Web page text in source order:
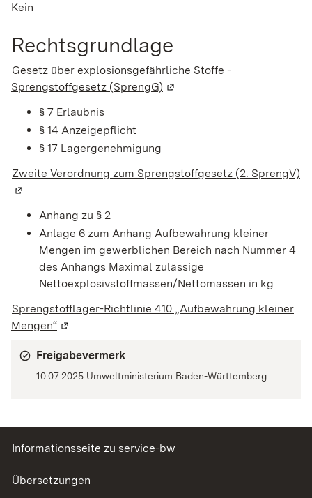
Kein
Rechtsgrundlage
Gesetz über explosionsgefährliche Stoffe -
Sprengstoffgesetz (SprengG) (Wird in einem neuen
§ 7 Erlaubnis
§ 14 Anzeigepflicht
§ 17 Lagergenehmigung
Zweite Verordnung zum Sprengstoffgesetz (2. SprengV)
Anhang zu § 2
Anlage 6 zum Anhang Aufbewahrung kleiner
Mengen im gewerblichen Bereich nach Nummer 4
des Anhangs Maximal zulässige
Nettoexplosivstoffmassen/Nettomassen in kg
Sprengstofflager-Richtlinie 410 „Aufbewahrung kleiner
Mengen“ (Wird in einem neuen Fenster geöffnet)
Freigabevermerk
10.07.2025 Umweltministerium Baden-Württemberg
Informationsseite zu service-bw
Übersetzungen